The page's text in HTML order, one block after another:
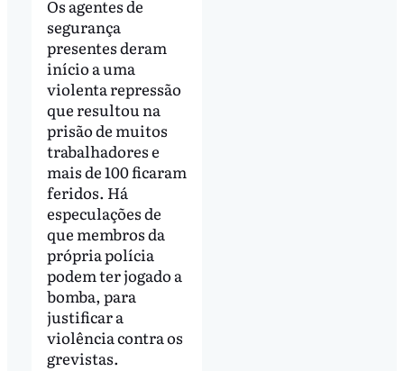
Os agentes de
segurança
presentes deram
início a uma
violenta repressão
que resultou na
prisão de muitos
trabalhadores e
mais de 100 ficaram
feridos. Há
especulações de
que membros da
própria polícia
podem ter jogado a
bomba, para
justificar a
violência contra os
grevistas.